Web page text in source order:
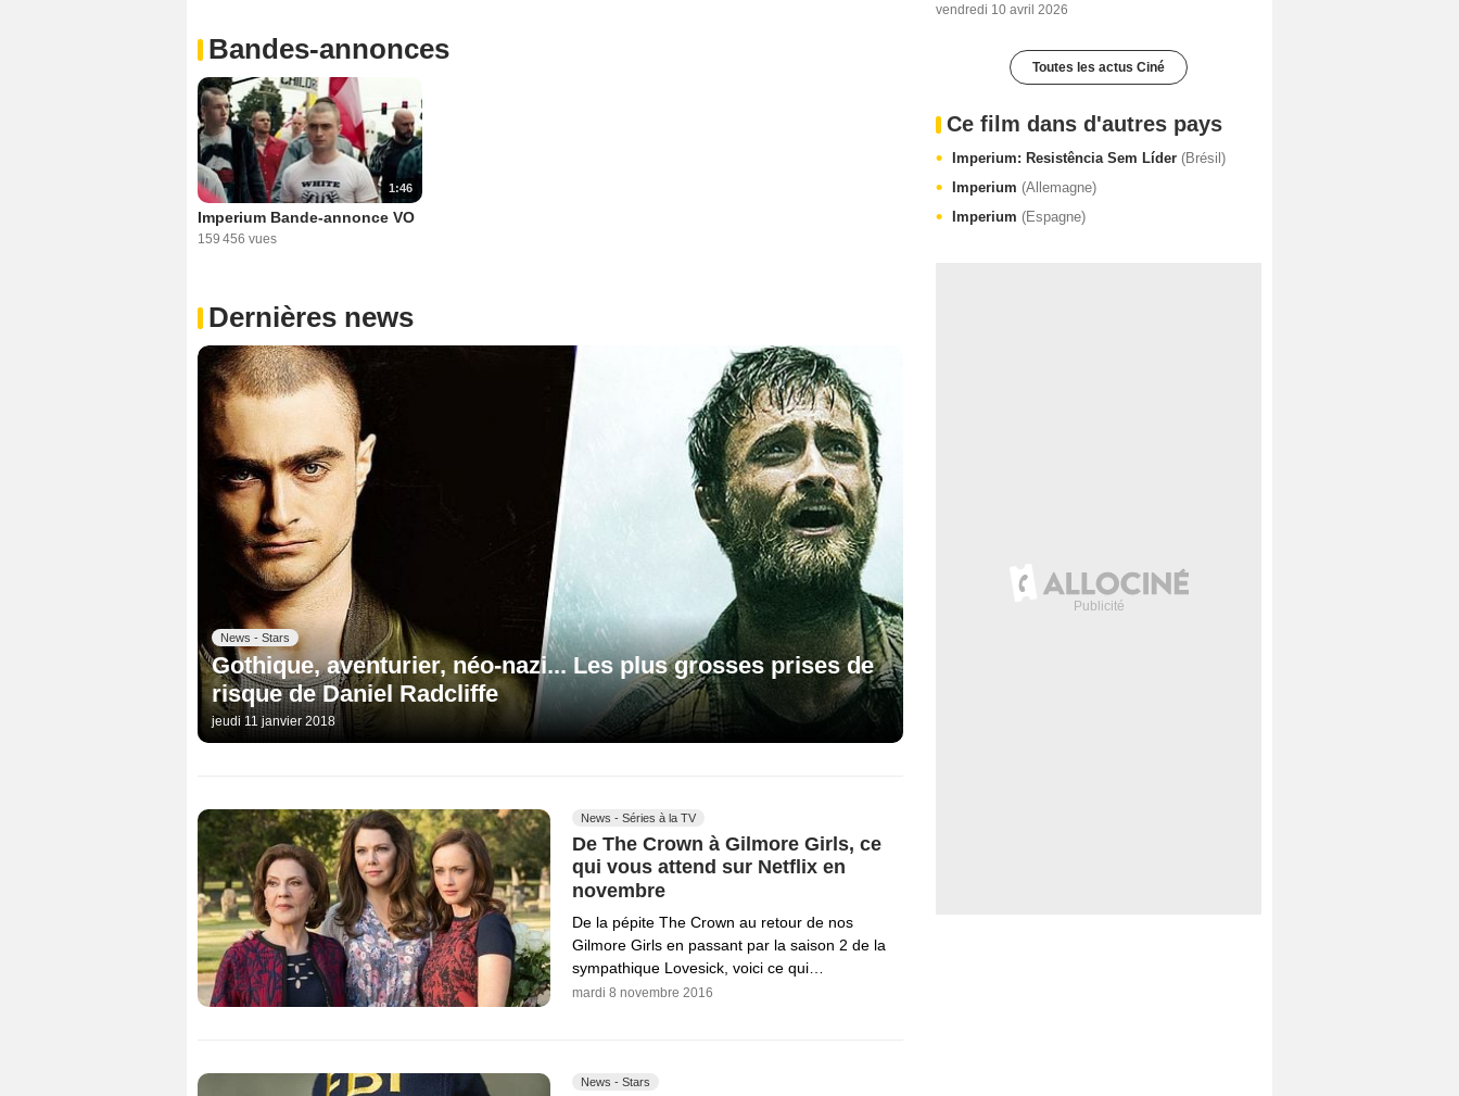
Bandes-annonces
1:46
Imperium Bande-annonce VO
159 456 vues
Dernières news
News - Stars
Gothique, aventurier, néo-nazi... Les plus grosses prises de
risque de Daniel Radcliffe
jeudi 11 janvier 2018
News - Séries à la TV
De The Crown à Gilmore Girls, ce
qui vous attend sur Netflix en
novembre
De la pépite The Crown au retour de nos
Gilmore Girls en passant par la saison 2 de la
sympathique Lovesick, voici ce qui…
mardi 8 novembre 2016
News - Stars
vendredi 10 avril 2026
Toutes les actus Ciné
Ce film dans d'autres pays
Imperium: Resistência Sem Líder (Brésil)
Imperium (Allemagne)
Imperium (Espagne)